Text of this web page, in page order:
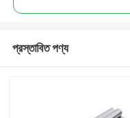
প্রস্তাবিত পণ্য